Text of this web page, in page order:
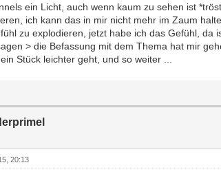
ein Licht, auch wenn kaum zu sehen ist
ich kann das in mir nicht mehr im Zaum
zu explodieren, jetzt habe ich das Gefühl, da
> die Befassung mit dem Thema hat mir
Stück leichter geht, und so weiter ...
20:13